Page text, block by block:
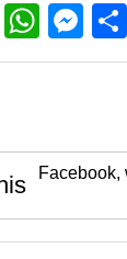
E
W
h
A
p
M
e
n
er
Facebook,